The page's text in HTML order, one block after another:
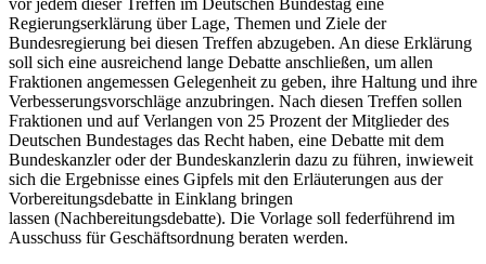
Regierungserklärung über Lage, Themen und Ziele der
Bundesregierung bei diesen Treffen abzugeben. An diese Erklärung
soll sich eine ausreichend lange Debatte anschließen, um allen
Fraktionen angemessen Gelegenheit zu geben, ihre Haltung und ihre
Verbesserungsvorschläge anzubringen. Nach diesen Treffen sollen
Fraktionen und auf Verlangen von 25 Prozent der Mitglieder des
Deutschen Bundestages das Recht haben, eine Debatte mit dem
Bundeskanzler oder der Bundeskanzlerin dazu zu führen, inwieweit
sich die Ergebnisse eines Gipfels mit den Erläuterungen aus der
Vorbereitungsdebatte in Einklang bringen
lassen (Nachbereitungsdebatte). Die Vorlage soll federführend im
Ausschuss für Geschäftsordnung beraten werden.